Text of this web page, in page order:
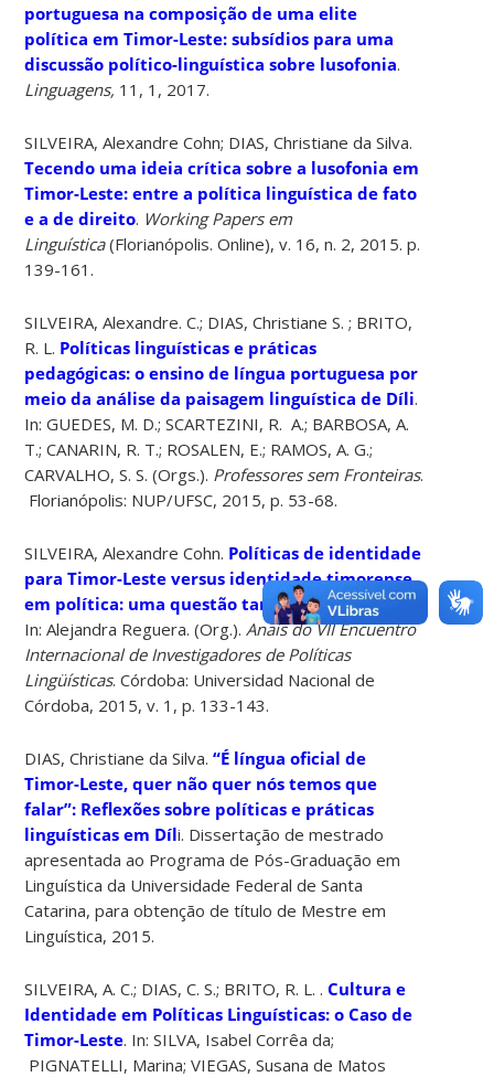
portuguesa na composição de uma elite
política em Timor-Leste: subsídios para uma
discussão político-linguística sobre lusofonia.
Linguagens, 11, 1, 2017.
SILVEIRA, Alexandre Cohn; DIAS, Christiane da Silva.
Tecendo uma ideia crítica sobre a lusofonia em
Timor-Leste: entre a política linguística de fato
e a de direito. Working Papers em
Linguística(Florianópolis. Online), v. 16, n. 2, 2015. p.
139-161.
SILVEIRA, Alexandre. C.; DIAS, Christiane S. ; BRITO,
R. L. Políticas linguísticas e práticas
pedagógicas: o ensino de língua portuguesa por
meio da análise da paisagem linguística de Díli.
In: GUEDES, M. D.; SCARTEZINI, R. A.; BARBOSA, A.
T.; CANARIN, R. T.; ROSALEN, E.; RAMOS, A. G.;
CARVALHO, S. S. (Orgs.). Professores sem Fronteiras.
Florianópolis: NUP/UFSC, 2015, p. 53-68.
SILVEIRA, Alexandre Cohn. Políticas de identidade
para Timor-Leste versus identidade timorense
em política: uma questão também linguística.
In: Alejandra Reguera. (Org.). Anais do VII Encuentro
Internacional de Investigadores de Políticas
Lingüísticas. Córdoba: Universidad Nacional de
Córdoba, 2015, v. 1, p. 133-143.
DIAS, Christiane da Silva.“É língua oficial de
Timor-Leste, quer não quer nós temos que
falar”: Reflexões sobre políticas e práticas
linguísticas em Díli. Dissertação de mestrado
apresentada ao Programa de Pós-Graduação em
Linguística da Universidade Federal de Santa
Catarina, para obtenção de título de Mestre em
Linguística, 2015.
SILVEIRA, A. C.; DIAS, C. S.; BRITO, R. L. .Cultura e
Identidade em Políticas Linguísticas: o Caso de
Timor-Leste. In: SILVA, Isabel Corrêa da;
PIGNATELLI, Marina; VIEGAS, Susana de Matos